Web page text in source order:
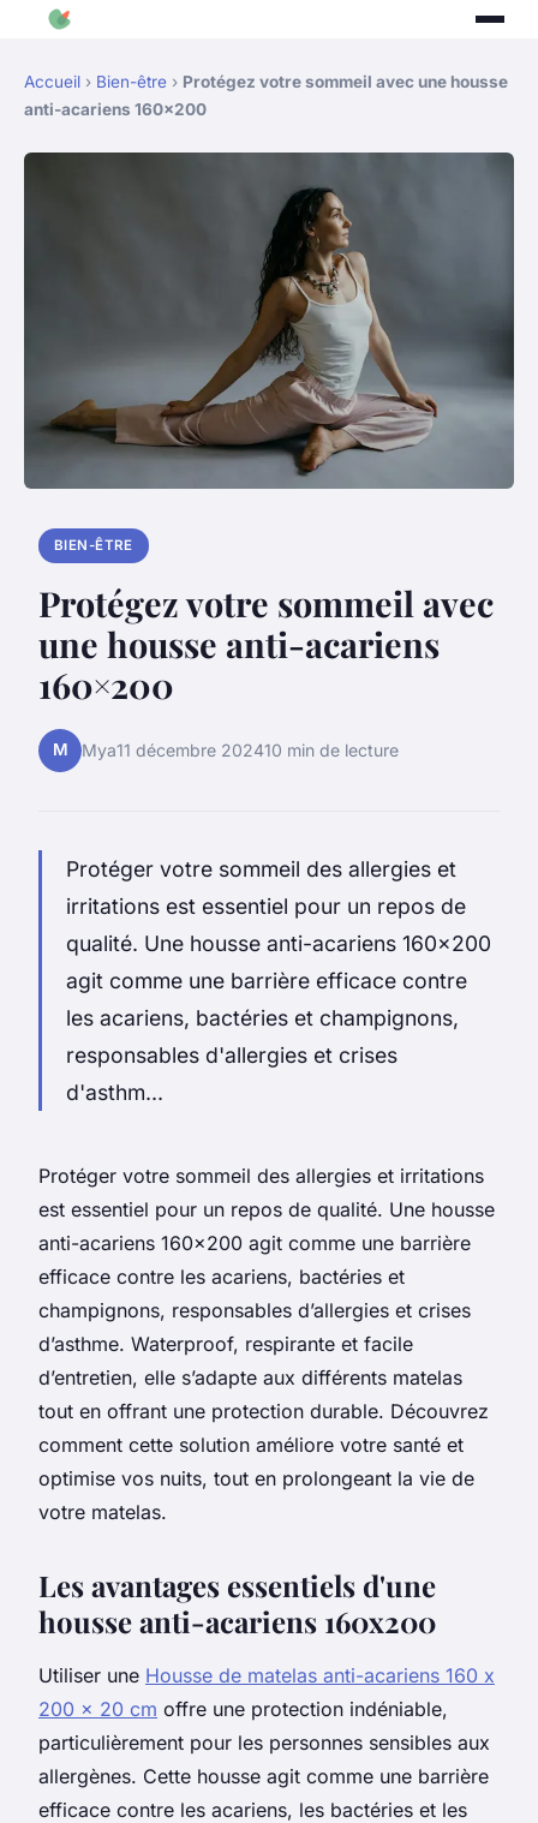
Accueil › Bien-être › Protégez votre sommeil avec une housse
anti-acariens 160×200
BIEN-ÊTRE
Protégez votre sommeil avec
une housse anti-acariens
160×200
M Mya11 décembre 202410 min de lecture
Protéger votre sommeil des allergies et
irritations est essentiel pour un repos de
qualité. Une housse anti-acariens 160x200
agit comme une barrière efficace contre
les acariens, bactéries et champignons,
responsables d'allergies et crises
d'asthm...
Protéger votre sommeil des allergies et irritations
est essentiel pour un repos de qualité. Une housse
anti-acariens 160x200 agit comme une barrière
efficace contre les acariens, bactéries et
champignons, responsables d’allergies et crises
d’asthme. Waterproof, respirante et facile
d’entretien, elle s’adapte aux différents matelas
tout en offrant une protection durable. Découvrez
comment cette solution améliore votre santé et
optimise vos nuits, tout en prolongeant la vie de
votre matelas.
Les avantages essentiels d'une
housse anti-acariens 160x200
Utiliser une Housse de matelas anti-acariens 160 x
200 x 20 cm offre une protection indéniable,
particulièrement pour les personnes sensibles aux
allergènes. Cette housse agit comme une barrière
efficace contre les acariens, les bactéries et les